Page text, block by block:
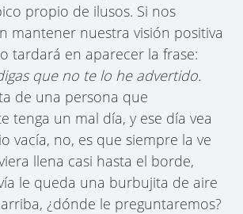
propio de ilusos. Si nos
mantener nuestra visión positiva
tardará en aparecer la frase:
que no te lo he advertido.
de una persona que
tenga un mal día, y ese día vea
vacía, no, es que siempre la ve
llena casi hasta el borde,
le queda una burbujita de aire
¿dónde le preguntaremos?